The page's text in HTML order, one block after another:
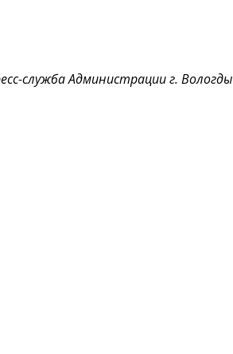
служба Администрации г. Вологды